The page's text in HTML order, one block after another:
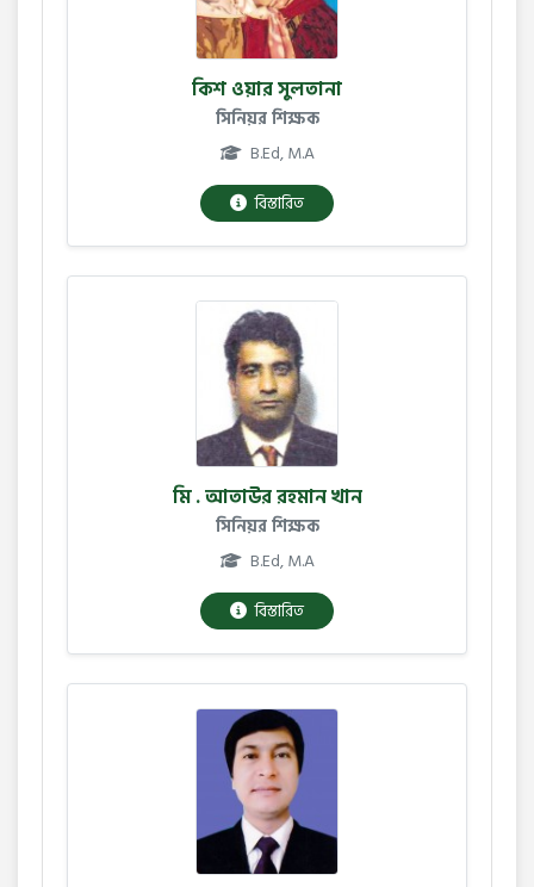
কিশ ওয়ার সুলতানা
সিনিয়র শিক্ষক
B.Ed, M.A
বিস্তারিত
মি . আতাউর রহমান খান
সিনিয়র শিক্ষক
B.Ed, M.A
বিস্তারিত